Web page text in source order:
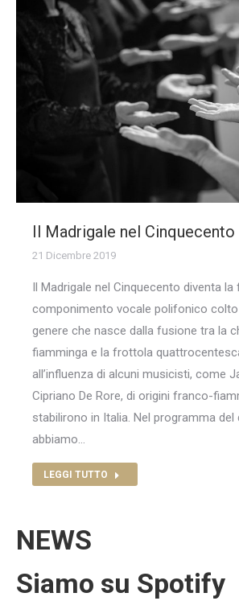
Il Madrigale nel Cinquecento
21 Dicembre 2019
Il Madrigale nel Cinquecento diventa
componimento vocale polifonico colto
genere che nasce dalla fusione tra la
fiamminga e la frottola
all’influenza di alcuni musicisti, come
Cipriano De Rore, di origini franco-
stabilirono in Italia. Nel programma
abbiamo…
LEGGI TUTTO
NEWS
Siamo su Spotify